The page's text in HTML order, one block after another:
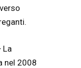
La
nel 2008